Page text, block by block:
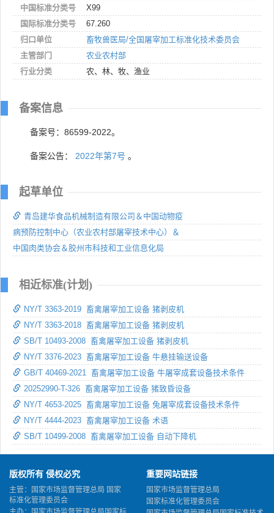
中国标准分类号
X99
国际标准分类号
67.260
归口单位
畜牧兽医局/全国屠宰加工标准化技术委员会
主管部门
农业农村部
行业分类
农、林、牧、渔业
备案信息
备案号：86599-2022。
备案公告： 2022年第7号 。
起草单位
青岛建华食品机械制造有限公司＆中国动物疫
病预防控制中心（农业农村部屠宰技术中心）＆
中国肉类协会＆胶州市科技和工业信息化局
相近标准(计划)
NY/T 3363-2019 畜禽屠宰加工设备 猪剥皮机
NY/T 3363-2018 畜禽屠宰加工设备 猪剥皮机
SB/T 10493-2008 畜禽屠宰加工设备 猪剥皮机
NY/T 3376-2023 畜禽屠宰加工设备 牛悬挂输送设备
GB/T 40469-2021 畜禽屠宰加工设备 牛屠宰成套设备技术条件
20252990-T-326 畜禽屠宰加工设备 猪致昏设备
NY/T 4653-2025 畜禽屠宰加工设备 兔屠宰成套设备技术条件
NY/T 4444-2023 畜禽屠宰加工设备 术语
SB/T 10499-2008 畜禽屠宰加工设备 自动下降机
版权所有 侵权必究
主管：国家市场监督管理总局 国家
标准化管理委员会
重要网站链接
国家市场监督管理总局
国家标准化管理委员会